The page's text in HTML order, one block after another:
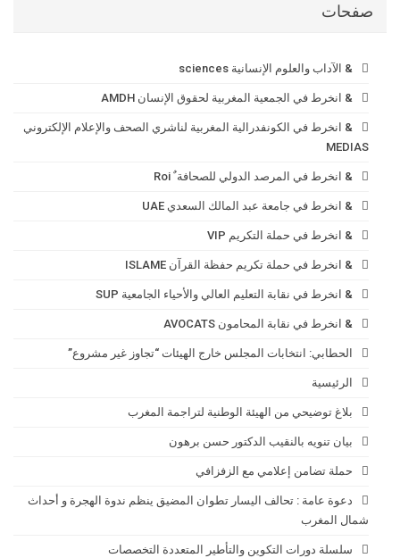
صفحات
& الآداب والعلوم الإنسانية sciences
& انخرط في الجمعية المغربية لحقوق الإنسان AMDH
& انخرط في الكونفدرالية المغربية لناشري الصحف والإعلام الإلكتروني
MEDIAS
& انخرط في المرصد الدولي للصحافة ٌ Roi
& انخرط في جامعة عبد المالك السعدي UAE
& انخرط في حملة التكريم VIP
& انخرط في حملة تكريم حفظة القرآن ISLAME
& انخرط في نقابة التعليم العالي والأحياء الجامعية SUP
& انخرط في نقابة المحامون AVOCATS
الحطابي: انتخابات المجلس خارج الهيئات “تجاوز غير مشروع”
الرئيسية
بلاغ توضيحي من الهيئة الوطنية لتراجمة المغرب
بيان تنويه بالنقيب الدكتور حسن برهون
حملة تضامن إعلامي مع الزفزافي
دعوة عامة : تحالف اليسار تطوان المضيق ينظم ندوة الهجرة و أحداث
شمال المغرب
سلسلة دورات التكوين والتأطير المتعددة التخصصات